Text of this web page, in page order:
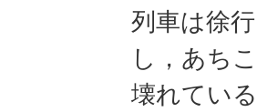
列車は徐
し，あち
壊れてい